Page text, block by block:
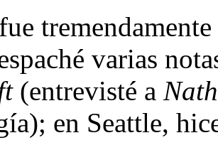
varias
(entrevisté a
en Seattle,